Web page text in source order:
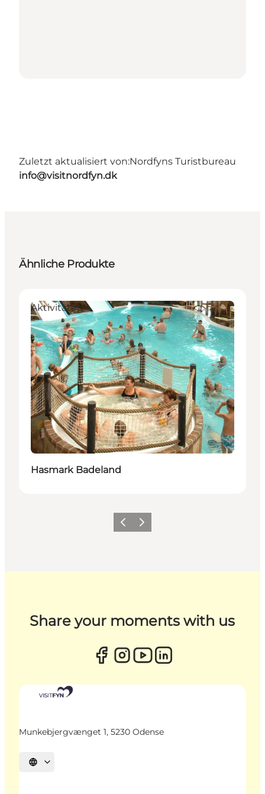
Zuletzt aktualisiert von:Nordfyns Turistbureau
info@visitnordfyn.dk
Ähnliche Produkte
Aktivitäten
Hasmark Badeland
ZurückWeiter
Share your moments with us
Munkebjergvænget 1, 5230 Odense
Sprache auswählen